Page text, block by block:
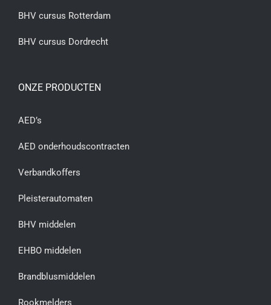
BHV cursus Rotterdam
BHV cursus Dordrecht
ONZE PRODUCTEN
AED’s
AED onderhoudscontracten
Verbandkoffers
Pleisterautomaten
BHV middelen
EHBO middelen
Brandblusmiddelen
Rookmelders